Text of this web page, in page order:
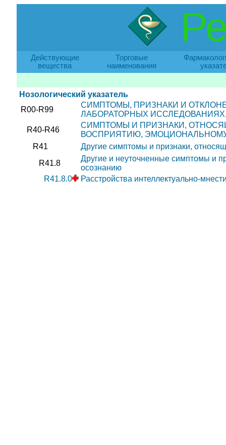
Действующие
вещества
Торговые
наименования
Нозологический указатель
R00-R99
СИМПТОМЫ, ПРИЗНАКИ И
ЛАБОРАТОРНЫХ
R40-R46
СИМПТОМЫ И ПРИЗНАКИ,
ВОСПРИЯТИЮ,
R41
Другие симптомы и признаки,
R41.8
Другие и неуточненные симптомы и
осознанию
R41.8.0
Расстройства интеллектуально-